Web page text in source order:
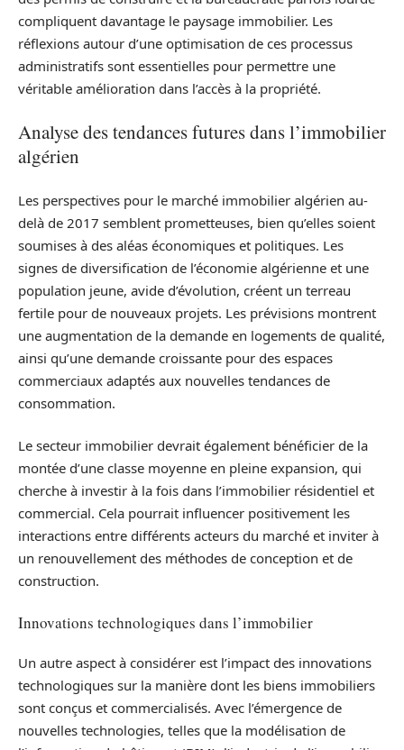
compliquent davantage le paysage immobilier. Les
réflexions autour d’une optimisation de ces processus
administratifs sont essentielles pour permettre une
véritable amélioration dans l’accès à la propriété.
Analyse des tendances futures dans l’immobilier
algérien
Les perspectives pour le marché immobilier algérien au-
delà de 2017 semblent prometteuses, bien qu’elles soient
soumises à des aléas économiques et politiques. Les
signes de diversification de l’économie algérienne et une
population jeune, avide d’évolution, créent un terreau
fertile pour de nouveaux projets. Les prévisions montrent
une augmentation de la demande en logements de qualité,
ainsi qu’une demande croissante pour des espaces
commerciaux adaptés aux nouvelles tendances de
consommation.
Le secteur immobilier devrait également bénéficier de la
montée d’une classe moyenne en pleine expansion, qui
cherche à investir à la fois dans l’immobilier résidentiel et
commercial. Cela pourrait influencer positivement les
interactions entre différents acteurs du marché et inviter à
un renouvellement des méthodes de conception et de
construction.
Innovations technologiques dans l’immobilier
Un autre aspect à considérer est l’impact des innovations
technologiques sur la manière dont les biens immobiliers
sont conçus et commercialisés. Avec l’émergence de
nouvelles technologies, telles que la modélisation de